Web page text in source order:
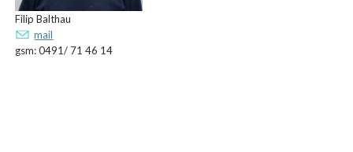
Filip Balthau
mail
gsm: 0491/ 71 46 14